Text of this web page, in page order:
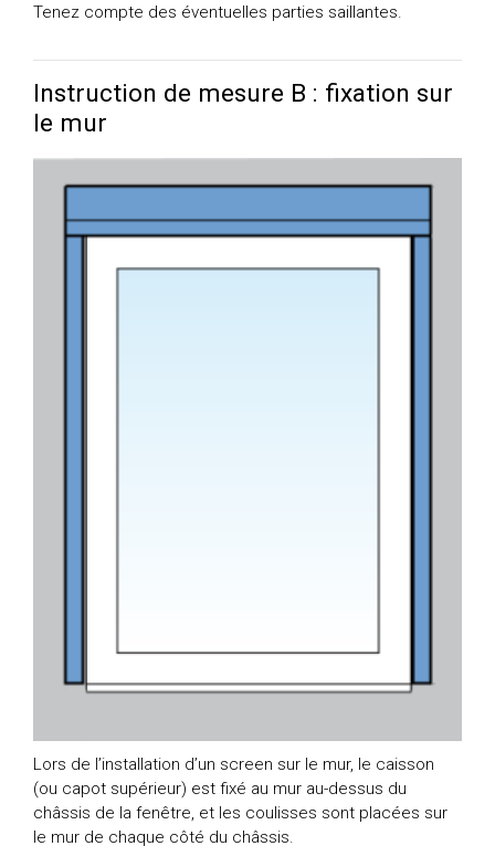
Tenez compte des éventuelles parties saillantes.
Instruction de mesure B : fixation sur
le mur
Lors de l’installation d’un screen sur le mur, le caisson
(ou capot supérieur) est fixé au mur au-dessus du
châssis de la fenêtre, et les coulisses sont placées sur
le mur de chaque côté du châssis.